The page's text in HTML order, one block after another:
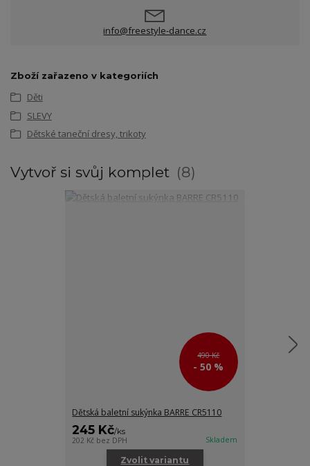
info@freestyle-dance.cz
Zboží zařazeno v kategoriích
Děti
SLEVY
Dětské taneční dresy, trikoty
Vytvoř si svůj komplet 8
490 Kč
- 50 %
Dětská baletní sukýnka BARRE CR5110
245 Kč/ks
202 Kč bez DPH Skladem
Zvolit variantu